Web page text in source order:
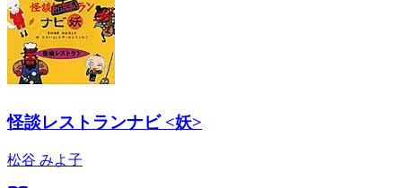
怪談レストランナビ <妖>
松谷 みよ子